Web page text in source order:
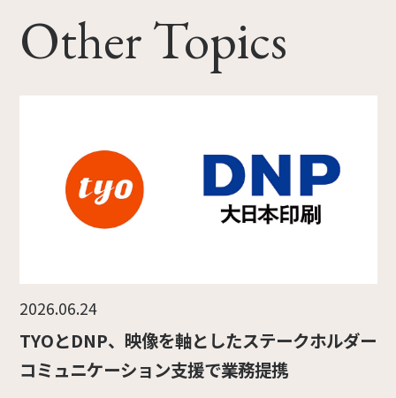
Other Topics
2026.06.24
TYOとDNP、映像を軸としたステークホルダー
コミュニケーション支援で業務提携